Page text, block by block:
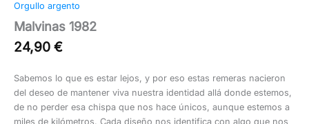
Orgullo argento
Malvinas 1982
24,90 €
Sabemos lo que es estar lejos, y por eso estas remeras nacieron
del deseo de mantener viva nuestra identidad allá donde estemos,
de no perder esa chispa que nos hace únicos, aunque estemos a
miles de kilómetros. Cada diseño nos identifica con algo que nos